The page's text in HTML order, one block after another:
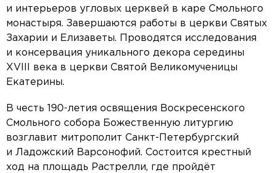
и интерьеров угловых церквей в каре Смольного
монастыря. Завершаются работы в церкви Святых
Захарии и Елизаветы. Проводятся исследования
и консервация уникального декора середины
XVIII века в церкви Святой Великомученицы
Екатерины.
В честь 190-летия освящения Воскресенского
Смольного собора Божественную литургию
возглавит митрополит Санкт-Петербургский
и Ладожский Варсонофий. Состоится крестный
ход на площадь Растрелли, где пройдёт